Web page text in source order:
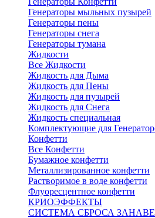
Генераторы мыльных пузырей
Генераторы пены
Генераторы снега
Генераторы тумана
Жидкости
Все Жидкости
Жидкость для Дыма
Жидкость для Пены
Жидкость для пузырей
Жидкость для Снега
Жидкость специальная
Комплектующие для
Конфетти
Все Конфетти
Бумажное конфетти
Металлизированное конфетти
Растворимое в воде конфетти
Флуоресцентное конфетти
КРИОЭФФЕКТЫ
СИСТЕМА СБРОСА